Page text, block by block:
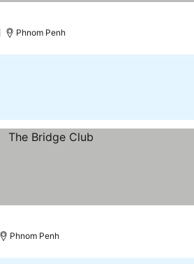
Phnom Penh
Phnom Penh